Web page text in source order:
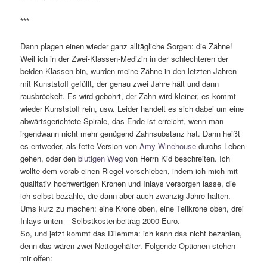
***
Dann plagen einen wieder ganz alltägliche Sorgen: die Zähne!
Weil ich in der Zwei-Klassen-Medizin in der schlechteren der
beiden Klassen bin, wurden meine Zähne in den letzten Jahren
mit Kunststoff gefüllt, der genau zwei Jahre hält und dann
rausbröckelt. Es wird gebohrt, der Zahn wird kleiner, es kommt
wieder Kunststoff rein, usw. Leider handelt es sich dabei um eine
abwärtsgerichtete Spirale, das Ende ist erreicht, wenn man
irgendwann nicht mehr genügend Zahnsubstanz hat. Dann heißt
es entweder, als fette Version vonAmy Winehouse durchs Leben
gehen, oder denblutigen Weg von Herrn Kid beschreiten. Ich
wollte dem vorab einen Riegel vorschieben, indem ich mich mit
qualitativ hochwertigen Kronen und Inlays versorgen lasse, die
ich selbst bezahle, die dann aber auch zwanzig Jahre halten.
Ums kurz zu machen: eine Krone oben, eine Teilkrone oben, drei
Inlays unten – Selbstkostenbeitrag 2000 Euro.
So, und jetzt kommt das Dilemma: ich kann das nicht bezahlen,
denn das wären zwei Nettogehälter. Folgende Optionen stehen
mir offen: